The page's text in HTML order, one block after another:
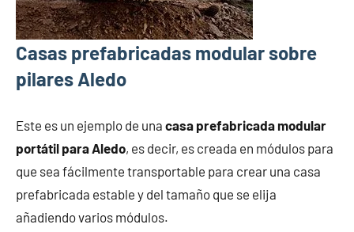
Casas prefabricadas modular sobre
pilares Aledo
Este es un ejemplo de una casa prefabricada modular
portátil para Aledo, es decir, es creada en módulos para
que sea fácilmente transportable para crear una casa
prefabricada estable y del tamaño que se elija
añadiendo varios módulos.